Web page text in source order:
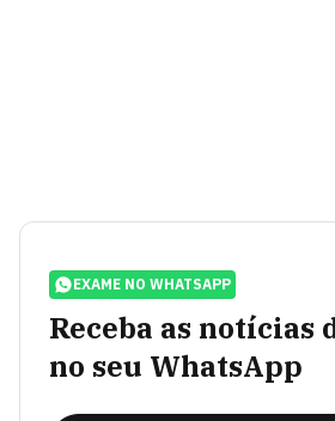
EXAME NO WHATSAPP
Receba as notícias
no seu WhatsApp